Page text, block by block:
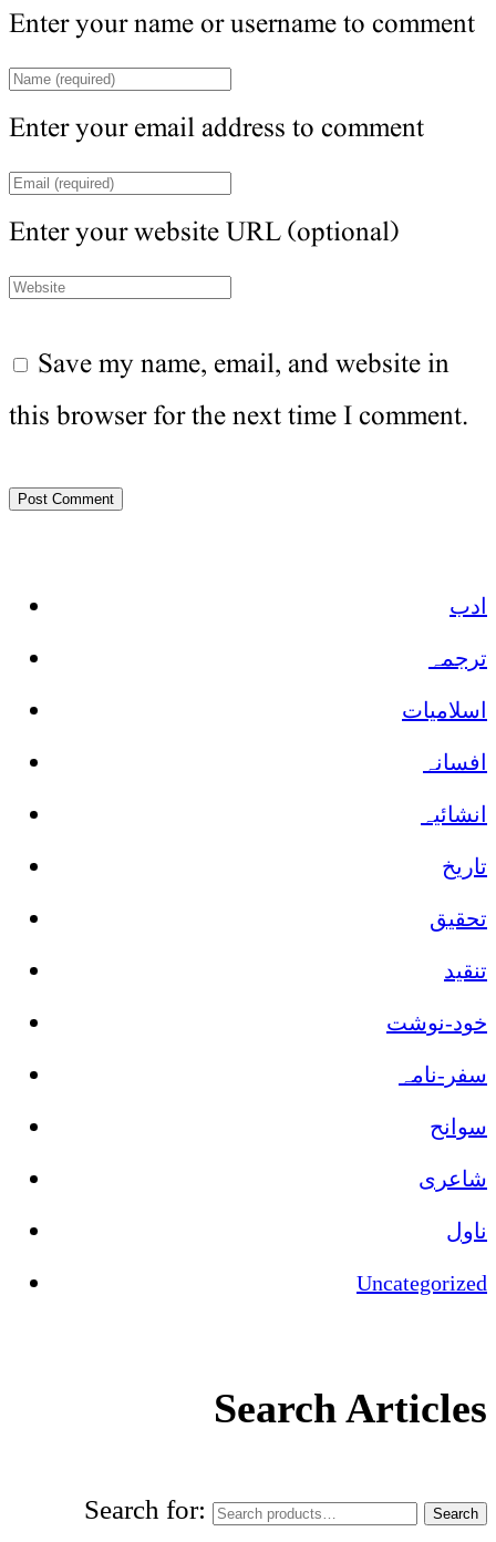
Enter your name or username to comment
Enter your email address to comment
Enter your website URL (optional)
Save my name, email, and website in
this browser for the next time I comment.
ادب
ترجمہ
اسلامیات
افسانہ
انشائیہ
تاریخ
تحقیق
تنقید
خود-نوشت
سفر-نامہ
سوانح
شاعری
ناول
Uncategorized
Search Articles
Search for: Search